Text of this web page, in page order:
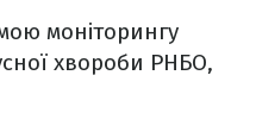
моніторингу
хвороби РНБО,